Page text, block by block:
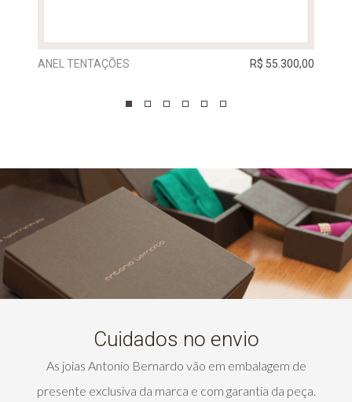
ANEL TENTAÇÕES R$ 55.300,00
Cuidados no envio
As joias Antonio Bernardo vão em embalagem de
presente exclusiva da marca e com garantia da peça.